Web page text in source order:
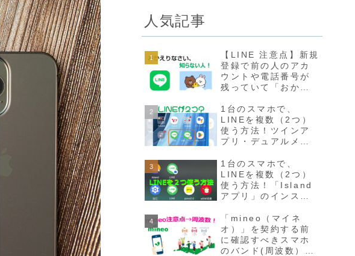
人気記事
【LINE 注意点】新規
登録で前の人のアカ
ウントや電話番号が
残っていて「おかえ
人」が出てきた場合
の対処法
1台のスマホで、
LINEを複数（2つ）
使う方法！ツインア
プリ・デュアルメッ
クローン、デュアル
アプリ等
1台のスマホで、
LINEを複数（2つ）
使う方法！「Island
アプリ」のインスト
解で分かりやすく説
明✧♡
「mineo（マイネ
オ）」を契約する前
に確認すべきスマホ
のバンド(周波数）